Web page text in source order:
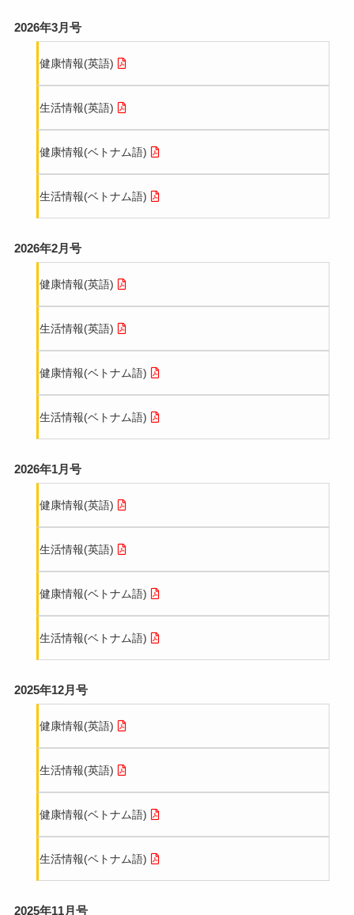
スターエンジニアリング株式会社
社会福祉法⼈征峯会
立正堂株式会社
茨城トヨペット株式会社
株式会社益子鉄筋工業
東洋科学株式会社
優良県内企業クローズアップ
株式会社ジェイ・オー・エヌ・七二
株式会社IHS
2026年3月号
健康情報(英語)
生活情報(英語)
健康情報(ベトナム語)
生活情報(ベトナム語)
2026年2月号
健康情報(英語)
生活情報(英語)
健康情報(ベトナム語)
生活情報(ベトナム語)
2026年1月号
健康情報(英語)
生活情報(英語)
健康情報(ベトナム語)
生活情報(ベトナム語)
2025年12月号
健康情報(英語)
生活情報(英語)
健康情報(ベトナム語)
生活情報(ベトナム語)
2025年11月号